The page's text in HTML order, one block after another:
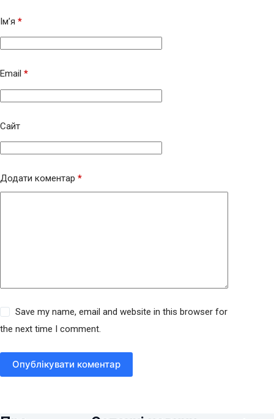
Ім’я *
Email *
Сайт
Додати коментар *
Save my name, email and website in this browser for
the next time I comment.
Опублікувати коментар